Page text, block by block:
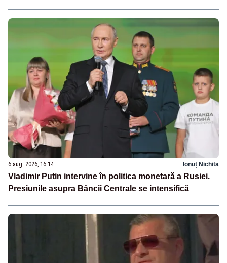
6 aug. 2026, 16:14 Ionuț Nichita
Vladimir Putin intervine în politica monetară a Rusiei.
Presiunile asupra Băncii Centrale se intensifică